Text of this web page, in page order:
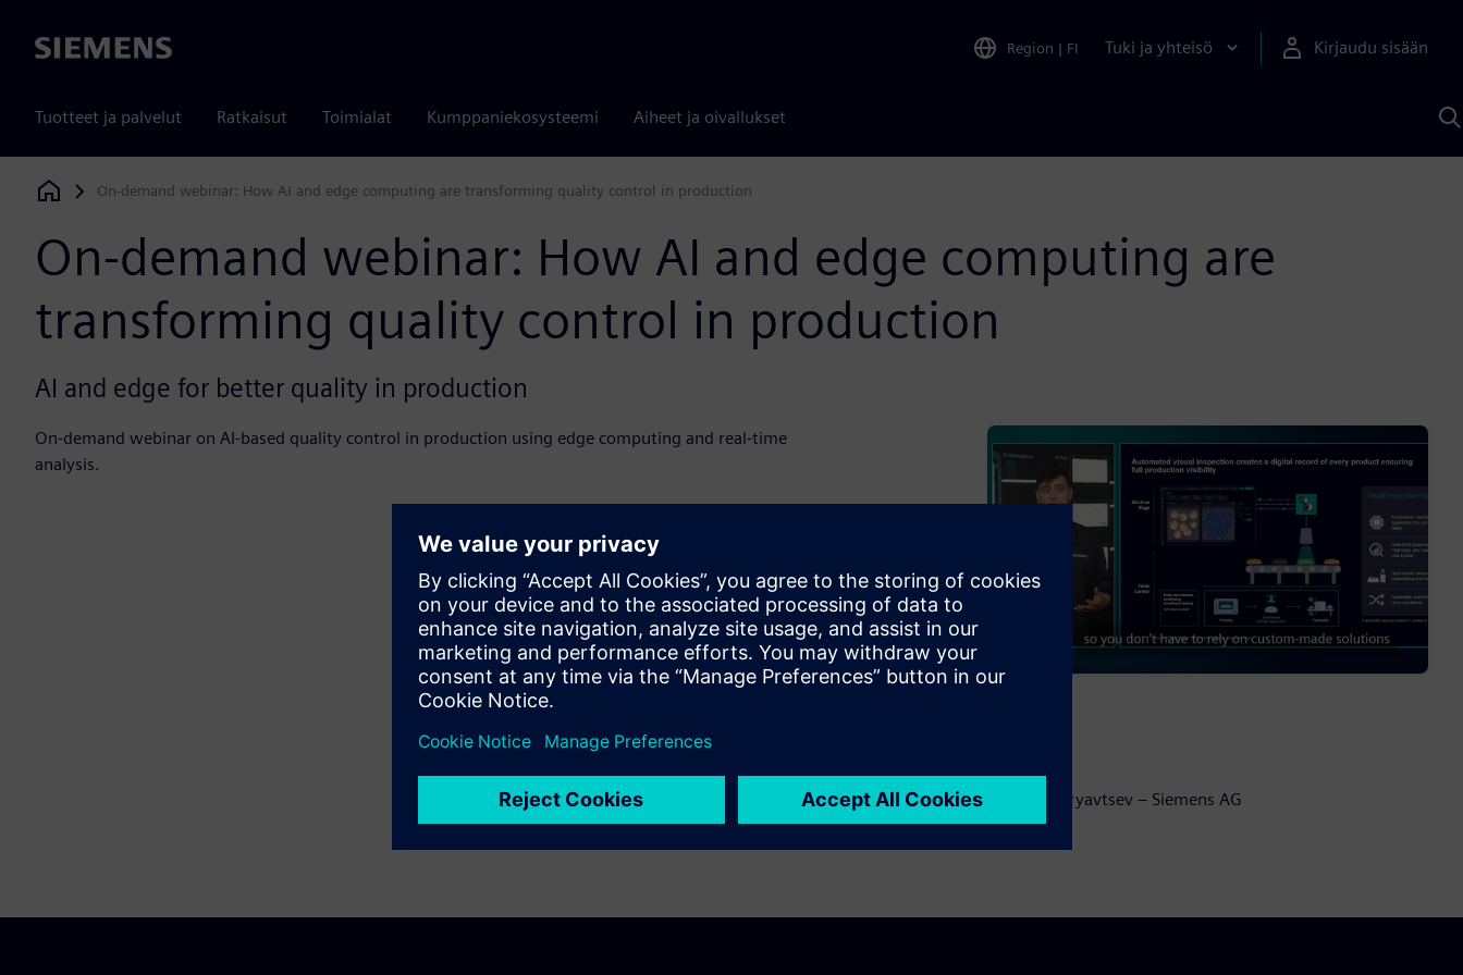
Siemens Region | FI Tuki ja yhteisö Kirjaudu sisään
Tuotteet ja palvelut Ratkaisut Toimialat Kumppaniekosysteemi Aiheet ja oivallukset
Siemens Digital Industries Software
On-demand webinar: How AI and edge computing are transforming quality control in production
On-demand webinar: How AI and edge computing are
transforming quality control in production
AI and edge for better quality in production
On-demand webinar on AI-based quality control in production using edge computing and real-time
analysis.
Speaker:
Anton Kudryavtsev – Siemens AG